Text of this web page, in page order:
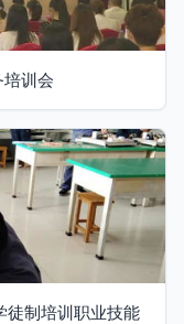
训会
徒制培训职业技能